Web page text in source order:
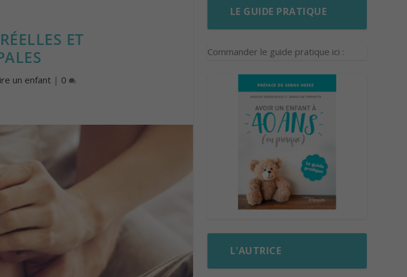
ET
un enfant| 0
LE GUIDE PRATIQUE
Commander le guide pratique ici :
L'AUTRICE